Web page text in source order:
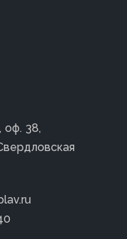
оф. 38,